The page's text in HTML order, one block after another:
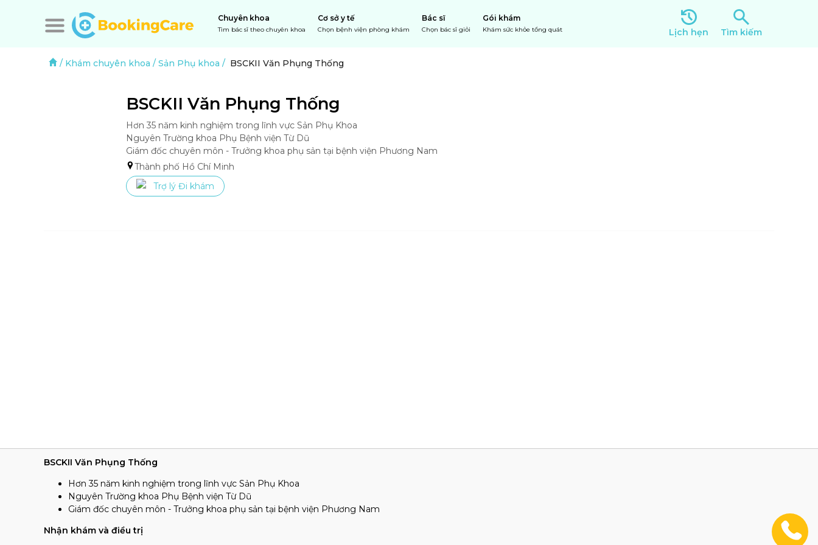
Chuyên khoa
Tìm bác sĩ theo chuyên khoa
Cơ sở y tế
Chọn bệnh viện phòng khám
Bác sĩ
Chọn bác sĩ giỏi
Gói khám
Khám sức khỏe tổng quát Lịch hẹn Tìm kiếm
/ Khám chuyên khoa / Sản Phụ khoa / BSCKII Văn Phụng Thống
BSCKII Văn Phụng Thống
Hơn 35 năm kinh nghiệm trong lĩnh vực Sản Phụ Khoa
Nguyên Trường khoa Phụ Bệnh viện Từ Dũ
Giám đốc chuyên môn - Trưởng khoa phụ sản tại bệnh viện Phương Nam
Thành phố Hồ Chí Minh
Trợ lý Đi khám
BSCKII Văn Phụng Thống
Hơn 35 năm kinh nghiệm trong lĩnh vực Sản Phụ Khoa
Nguyên Trường khoa Phụ Bệnh viện Từ Dũ
Giám đốc chuyên môn - Trưởng khoa phụ sản tại bệnh viện Phương Nam
Nhận khám và điều trị